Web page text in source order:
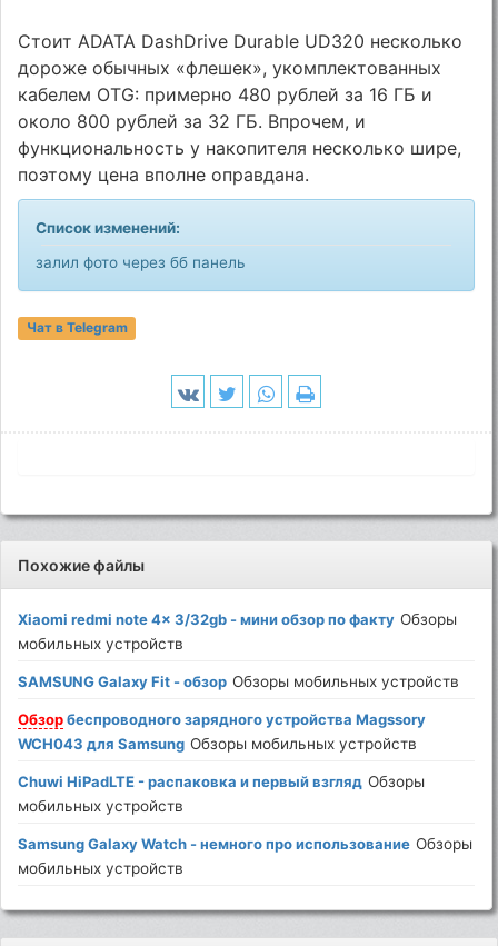
Стоит ADATA DashDrive Durable UD320 несколько
дороже обычных «флешек», укомплектованных
кабелем OTG: примерно 480 рублей за 16 ГБ и
около 800 рублей за 32 ГБ. Впрочем, и
функциональность у накопителя несколько шире,
поэтому цена вполне оправдана.
Список изменений:
залил фото через бб панель
Чат в Telegram
Похожие файлы
Xiaomi redmi note 4x 3/32gb - мини обзор по факту Обзоры
мобильных устройств
SAMSUNG Galaxy Fit - обзор Обзоры мобильных устройств
Обзорбеспроводного зарядного устройства Magssory
WCH043 для Samsung Обзоры мобильных устройств
Chuwi HiPadLTE - распаковка и первый взгляд Обзоры
мобильных устройств
Samsung Galaxy Watch - немного про использование Обзоры
мобильных устройств